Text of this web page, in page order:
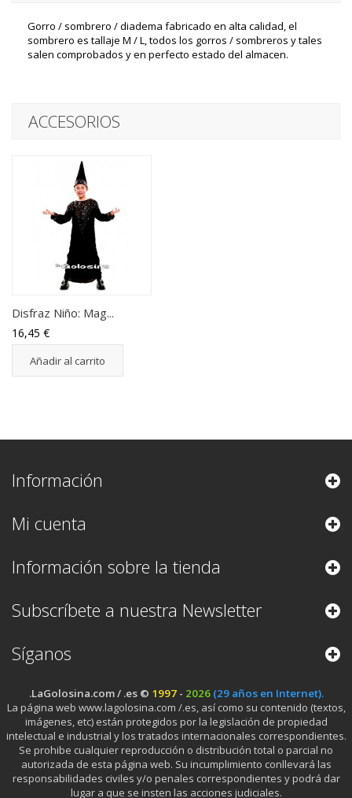
Gorro / sombrero / diadema fabricado en alta calidad, el
sombrero es tallaje M / L, todos los gorros / sombreros y tales
salen comprobados y en perfecto estado del almacen.
ACCESORIOS
Disfraz Niño: Mag...
16,45 €
Añadir al carrito
Información
Mi cuenta
Información sobre la tienda
Subscríbete a nuestra Newsletter
Síganos
.LaGolosina.com / .es © 1997- 2026 (29 años en Internet).
La página web www.lagolosina.com /.es, así como su contenido (textos,
imágenes, etc) están protegidos por la legislación de propiedad
intelectual e industrial y los tratados internacionales correspondientes.
Se prohibe cualquier reproducción o distribución total o parcial no
autorizada de esta página web. Su incumplimiento conllevará las
responsabilidades civiles y/o penales correspondientes y podrá dar
lugar a que se insten las acciones judiciales.